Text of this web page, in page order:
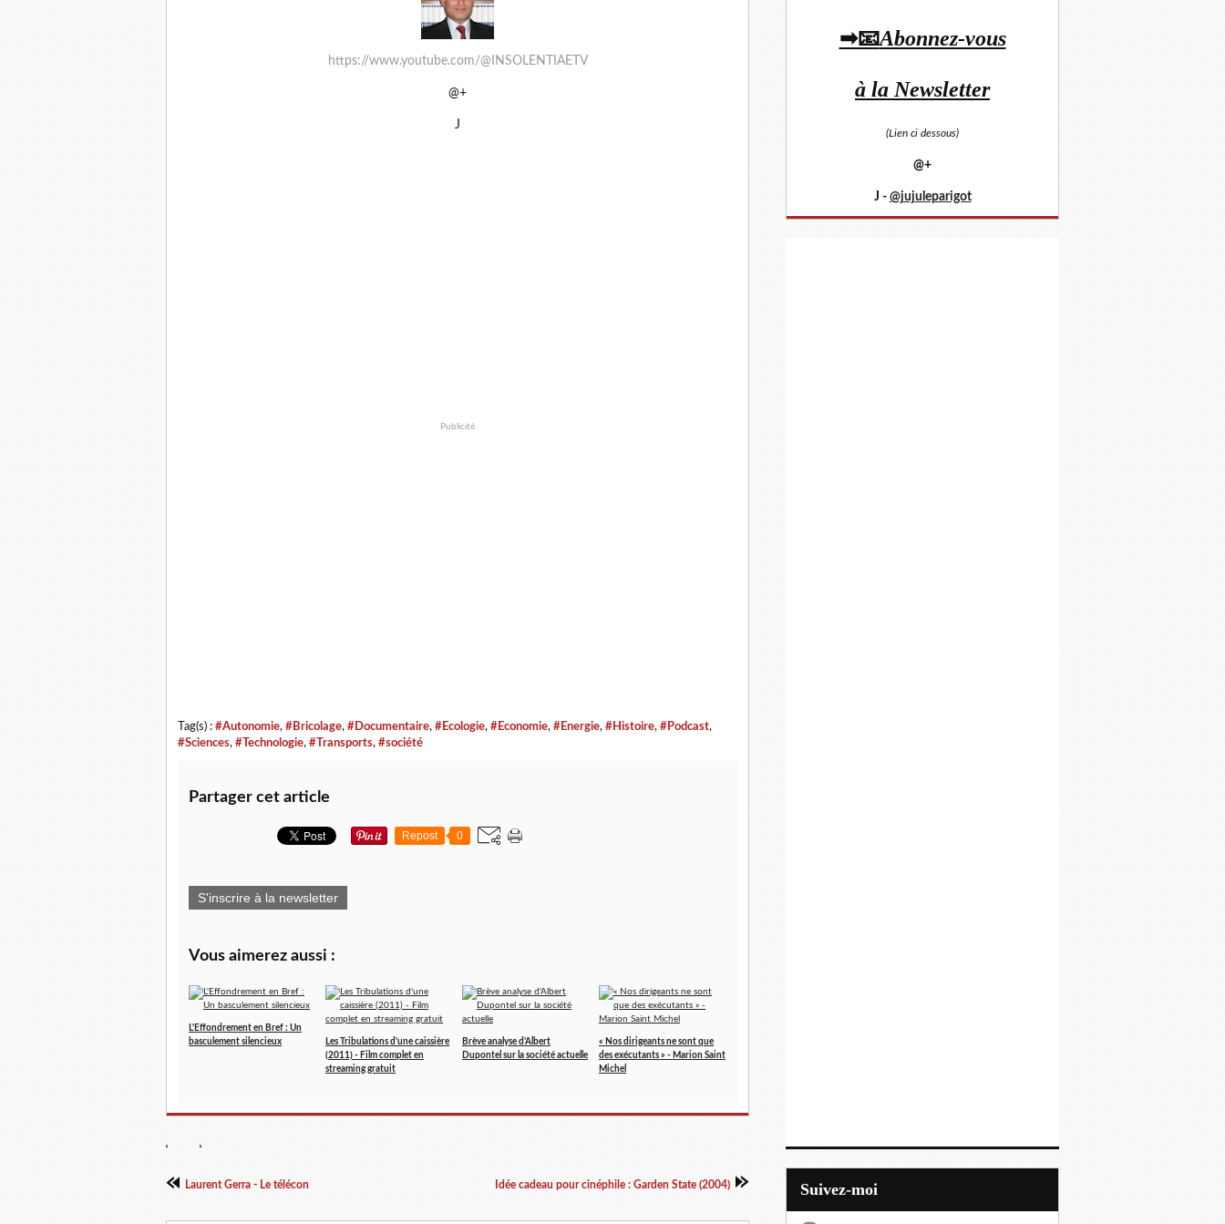
https://www.youtube.com/@INSOLENTIAETV
@+
J
Publicité
Tag(s) : #Autonomie, #Bricolage, #Documentaire, #Ecologie, #Economie, #Energie, #Histoire, #Podcast,
#Sciences, #Technologie, #Transports, #société
Partager cet article
Repost 0
S'inscrire à la newsletter
Vous aimerez aussi :
L'Effondrement en Bref : Un
basculement silencieux
Les Tribulations d'une caissière
(2011) - Film complet en
streaming gratuit
Brève analyse d'Albert
Dupontel sur la société actuelle
« Nos dirigeants ne sont que
des exécutants » - Marion Saint
Michel
Laurent Gerra - Le télécon Idée cadeau pour cinéphile : Garden State (2004)
➡📧Abonnez-vous
à la Newsletter
(Lien ci dessous)
@+
J - @jujuleparigot
Suivez-moi